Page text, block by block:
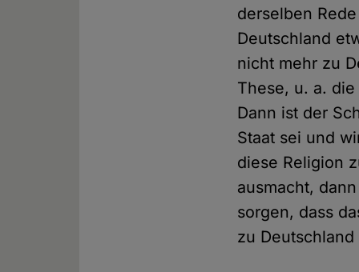
derselben
Deutschland
nicht mehr zu
These, u. a.
Dann ist der
Staat sei und
diese Religion
ausmacht,
sorgen, dass
zu